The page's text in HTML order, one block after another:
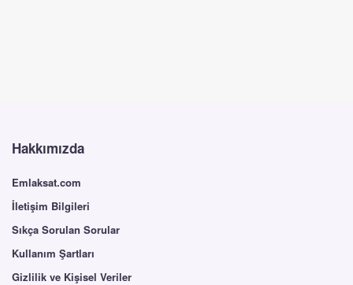
Hakkımızda
Emlaksat.com
İletişim Bilgileri
Sıkça Sorulan Sorular
Kullanım Şartları
Gizlilik ve Kişisel Veriler